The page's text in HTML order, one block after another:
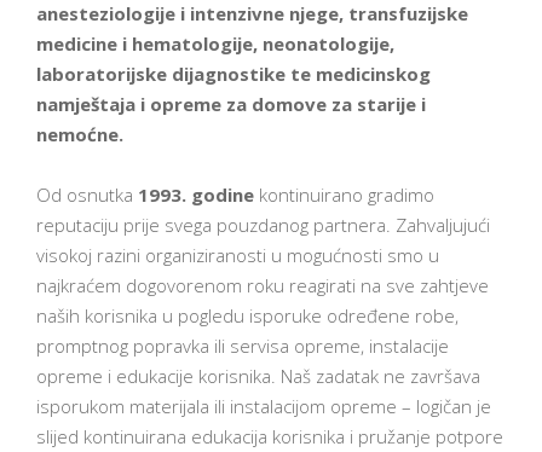
anesteziologije i intenzivne njege, transfuzijske
medicine i hematologije, neonatologije,
laboratorijske dijagnostike te medicinskog
namještaja i opreme za domove za starije i
nemoćne.
Od osnutka 1993. godine kontinuirano gradimo
reputaciju prije svega pouzdanog partnera. Zahvaljujući
visokoj razini organiziranosti u mogućnosti smo u
najkraćem dogovorenom roku reagirati na sve zahtjeve
naših korisnika u pogledu isporuke određene robe,
promptnog popravka ili servisa opreme, instalacije
opreme i edukacije korisnika. Naš zadatak ne završava
isporukom materijala ili instalacijom opreme – logičan je
slijed kontinuirana edukacija korisnika i pružanje potpore